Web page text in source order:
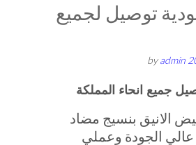
توصيل لجميع
admin
جميع انحاء المملكة
الانيق بنسيج مضاد
الجودة وعملي